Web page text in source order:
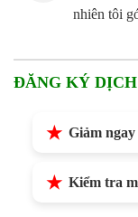
nhiên tôi
ĐĂNG KÝ
Giảm ngay
Kiểm tra